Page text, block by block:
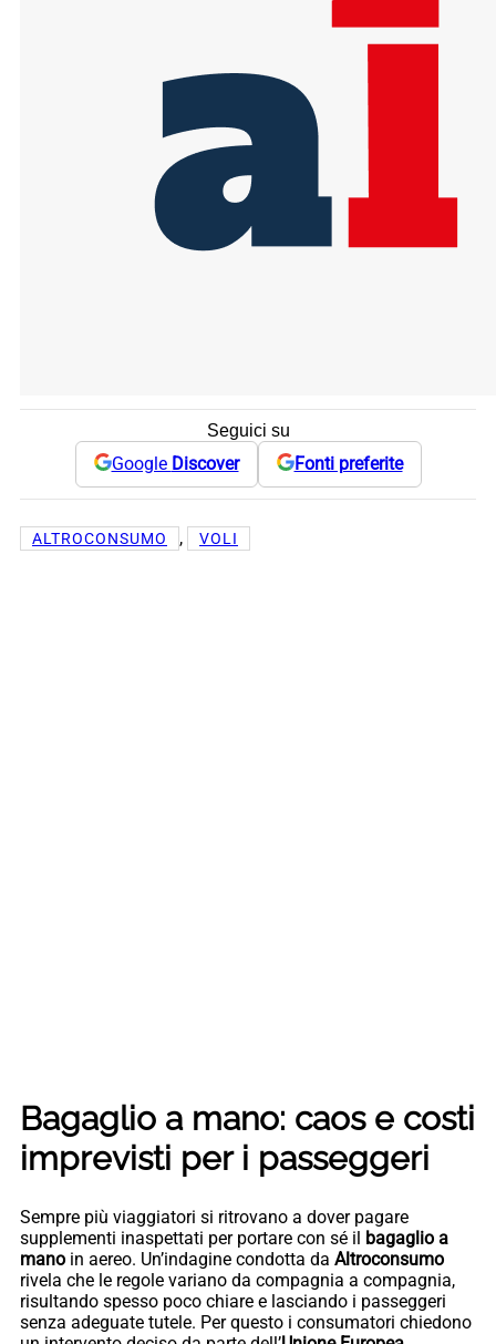
Seguici su
Google Discover Fonti preferite
ALTROCONSUMO , VOLI
Bagaglio a mano: caos e costi
imprevisti per i passeggeri
Sempre più viaggiatori si ritrovano a dover pagare
supplementi inaspettati per portare con sé il bagaglio a
mano in aereo. Un’indagine condotta da Altroconsumo
rivela che le regole variano da compagnia a compagnia,
risultando spesso poco chiare e lasciando i passeggeri
senza adeguate tutele. Per questo i consumatori chiedono